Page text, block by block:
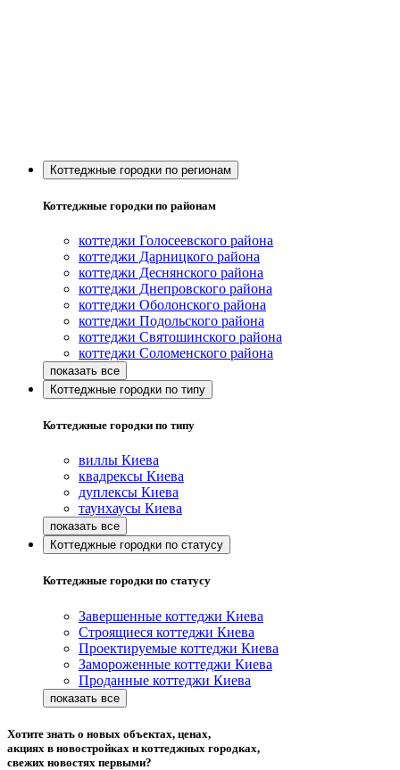
Коттеджные городки по регионам
Коттеджные городки по районам
коттеджи Голосеевского района
коттеджи Дарницкого района
коттеджи Деснянского района
коттеджи Днепровского района
коттеджи Оболонского района
коттеджи Подольского района
коттеджи Святошинского района
коттеджи Соломенского района
Коттеджные городки по типу
Коттеджные городки по типу
виллы Киева
квадрексы Киева
дуплексы Киева
таунхаусы Киева
Коттеджные городки по статусу
Коттеджные городки по статусу
Завершенные коттеджи Киева
Строящиеся коттеджи Киева
Проектируемые коттеджи Киева
Замороженные коттеджи Киева
Проданные коттеджи Киева
Хотите знать о новых объектах, ценах,
акциях в новостройках и коттеджных городках,
свежих новостях первыми?